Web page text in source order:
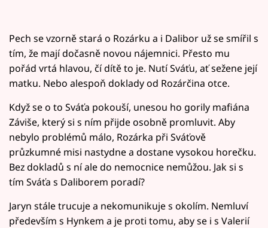
Pech se vzorně stará o Rozárku a i Dalibor už se smířil s
tím, že mají dočasně novou nájemnici. Přesto mu
pořád vrtá hlavou, čí dítě to je. Nutí Sváťu, ať sežene její
matku. Nebo alespoň doklady od Rozárčina otce.
Když se o to Sváťa pokouší, unesou ho gorily mafiána
Záviše, který si s ním přijde osobně promluvit. Aby
nebylo problémů málo, Rozárka při Sváťově
průzkumné misi nastydne a dostane vysokou horečku.
Bez dokladů s ní ale do nemocnice nemůžou. Jak si s
tím Sváťa s Daliborem poradí?
Jaryn stále trucuje a nekomunikuje s okolím. Nemluví
především s Hynkem a je proti tomu, aby se i s Valerií